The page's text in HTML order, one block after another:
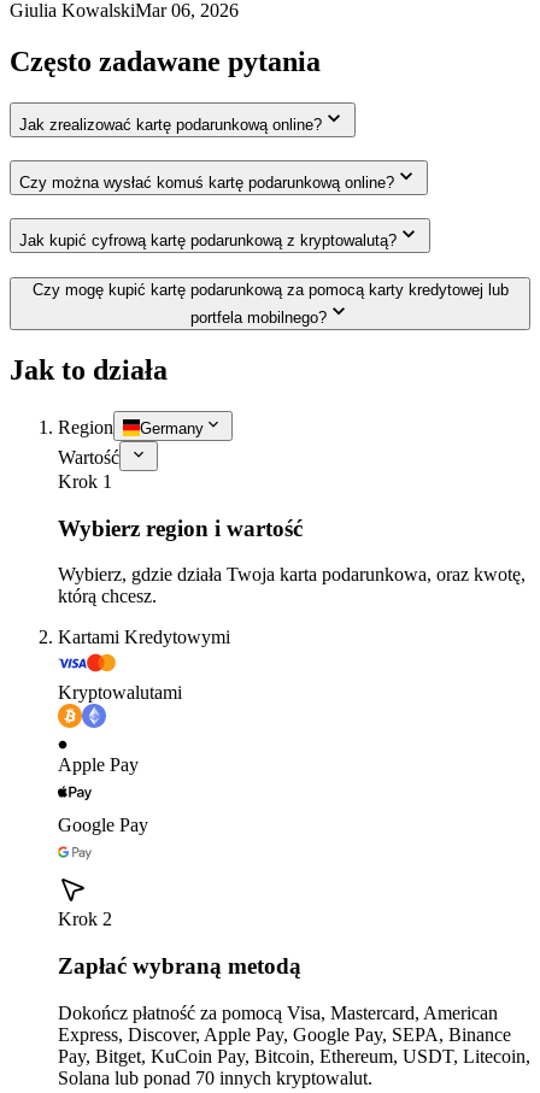
Giulia KowalskiMar 06, 2026
Często zadawane pytania
Jak zrealizować kartę podarunkową online?
Czy można wysłać komuś kartę podarunkową online?
Jak kupić cyfrową kartę podarunkową z kryptowalutą?
Czy mogę kupić kartę podarunkową za pomocą karty kredytowej lub
portfela mobilnego?
Jak to działa
Region Germany
Wartość
Krok 1
Wybierz region i wartość
Wybierz, gdzie działa Twoja karta podarunkowa, oraz kwotę,
którą chcesz.
Kartami Kredytowymi
Kryptowalutami
Apple Pay
Google Pay
Krok 2
Zapłać wybraną metodą
Dokończ płatność za pomocą Visa, Mastercard, American
Express, Discover, Apple Pay, Google Pay, SEPA, Binance
Pay, Bitget, KuCoin Pay, Bitcoin, Ethereum, USDT, Litecoin,
Solana lub ponad 70 innych kryptowalut.